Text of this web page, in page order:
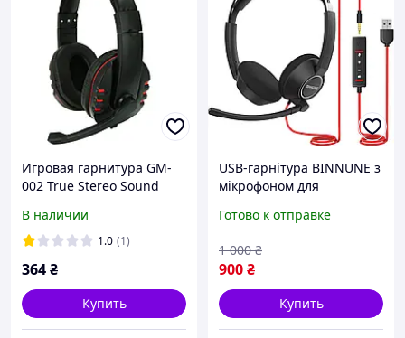
Игровая гарнитура GM-
002 True Stereo Sound
микрофоном проводные
HiFi для компьютера
В наличии
1.0 (1)
364₴
Купить
USB-гарнітура BINNUNE з
мікрофоном для
конференц-центру Zoom,
Готово к отправке
900₴
1 000 ₴
Купить